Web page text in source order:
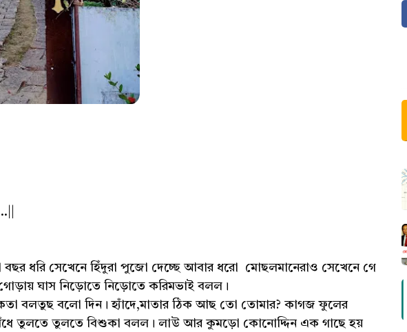
ধরি সেখেনে হিঁদুরা পুজো দেচ্ছে আবার ধরো মোছলমানেরাও সেখেনে গে
ঘাস নিড়োতে নিড়োতে করিমভাই বলল।
বলতুছ বলো দিন। হ্যাঁদে,মাতার ঠিক আছ তো তোমার? কাগজ ফুলের
তুলতে তুলতে বিশুকা বলল। লাউ আর কুমড়ো কোনোদ্দিন এক গাছে হয়